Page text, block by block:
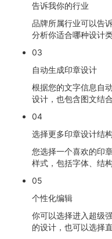
告诉我你的行业
品牌所属行业可以告
分析你适合哪种设计
03
自动生成印章设计
根据您的文字信息自
设计，也包含图文结
04
选择更多印章设计结
您选择一个喜欢的印
样式，包括字体、结
05
个性化编辑
你可以选择进入超级
的设计，也可以选择